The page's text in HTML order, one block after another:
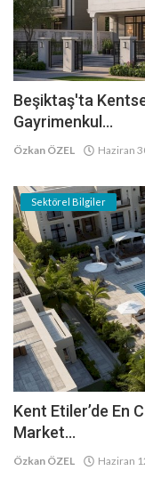
Beşiktaş'ta
Gayrimenkul...
Özkan ÖZEL Haziran
Sektörel Bilgiler
Kent Etiler’de En
Market...
Özkan ÖZEL Haziran